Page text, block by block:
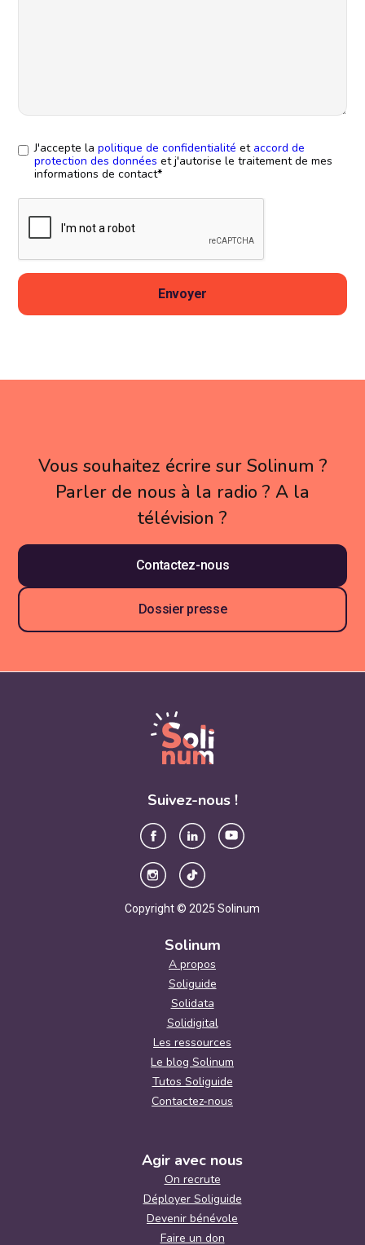
J'accepte lapolitique de confidentialitéet accord de
protection des données et j'autorise le traitement de mes
informations de contact*
Vous souhaitez écrire sur Solinum ?
Parler de nous à la radio ? A la
télévision ?
Contactez-nous
Dossier presse
Suivez-nous !
Copyright © 2025 Solinum
Solinum
A propos
Soliguide
Solidata
Solidigital
Les ressources
Le blog Solinum
Tutos Soliguide
Contactez-nous
Agir avec nous
On recrute
Déployer Soliguide
Devenir bénévole
Faire un don